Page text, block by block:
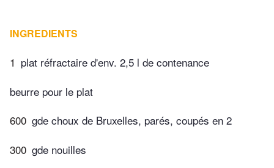
INGREDIENTS
1 plat réfractaire d'env. 2,5 l de contenance
beurre pour le plat
600 gde choux de Bruxelles, parés, coupés en 2
300 gde nouilles